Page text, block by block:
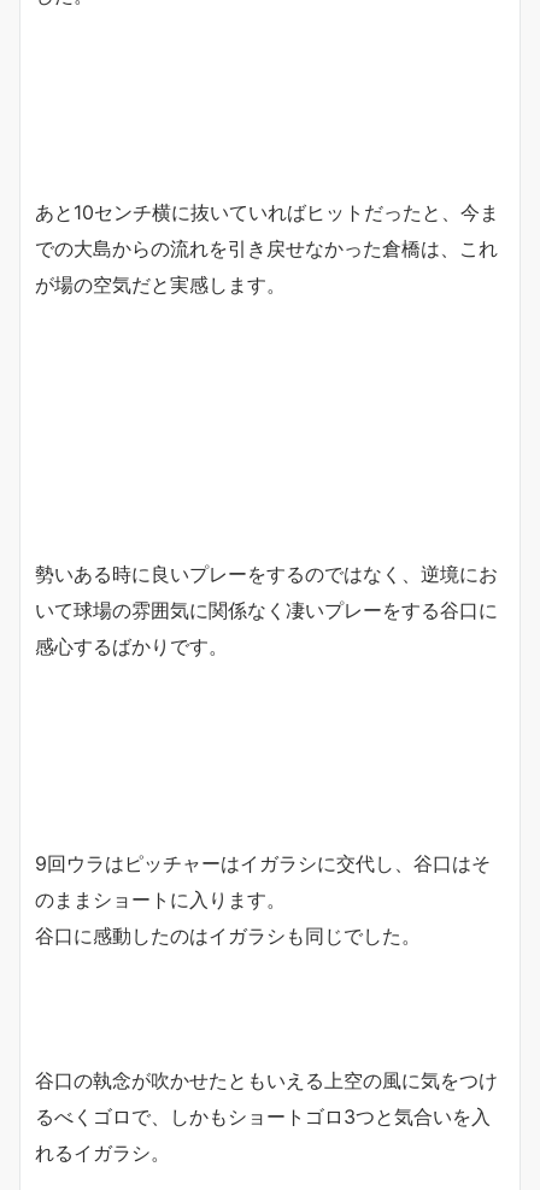
あと10センチ横に抜いていればヒットだったと、今ま
での大島からの流れを引き戻せなかった倉橋は、これ
が場の空気だと実感します。
勢いある時に良いプレーをするのではなく、逆境にお
いて球場の雰囲気に関係なく凄いプレーをする谷口に
感心するばかりです。
9回ウラはピッチャーはイガラシに交代し、谷口はそ
のままショートに入ります。
谷口に感動したのはイガラシも同じでした。
谷口の執念が吹かせたともいえる上空の風に気をつけ
るべくゴロで、しかもショートゴロ3つと気合いを入
れるイガラシ。